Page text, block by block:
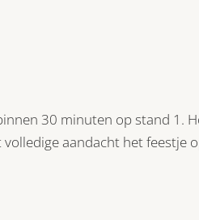
30 minuten op stand 1.
aandacht het feestje